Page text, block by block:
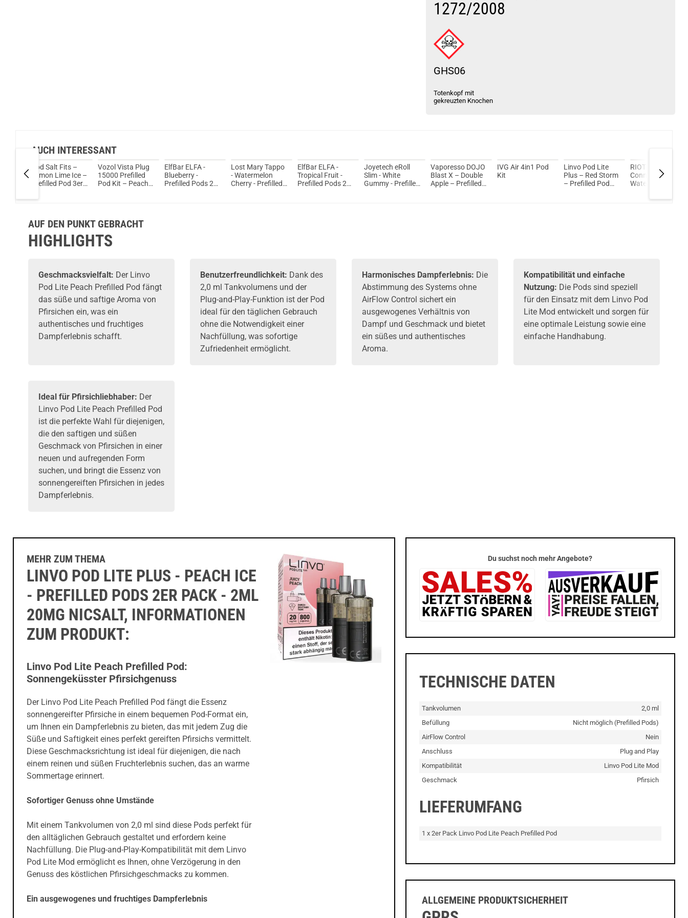
1272/2008
GHS06
Totenkopf mit
gekreuzten Knochen
AUCH INTERESSANT
Pod Salt Fits –
Lemon Lime Ice –
Prefilled Pod 3er
Vozol Vista Plug
15000 Prefilled
Pod Kit – Peach
ElfBar ELFA -
Blueberry -
Prefilled Pods 2er
Lost Mary Tappo
- Watermelon
Cherry - Prefilled
ElfBar ELFA -
Tropical Fruit -
Prefilled Pods 2er
Joyetech eRoll
Slim - White
Gummy - Prefilled
Vaporesso DOJO
Blast X – Double
Apple – Prefilled
IVG Air 4in1 Pod
Kit
Linvo Pod Lite
Plus – Red Storm
– Prefilled Pod
RIOT Squad
Connex –
Watermelon Ice –
Pack 2ml 20mg
AUF DEN PUNKT GEBRACHT
HIGHLIGHTS
Geschmacksvielfalt: Der Linvo
Pod Lite Peach Prefilled Pod fängt
das süße und saftige Aroma von
Pfirsichen ein, was ein
authentisches und fruchtiges
Dampferlebnis schafft.
Benutzerfreundlichkeit: Dank des
2,0 ml Tankvolumens und der
Plug-and-Play-Funktion ist der Pod
ideal für den täglichen Gebrauch
ohne die Notwendigkeit einer
Nachfüllung, was sofortige
Zufriedenheit ermöglicht.
Harmonisches Dampferlebnis: Die
Abstimmung des Systems ohne
AirFlow Control sichert ein
ausgewogenes Verhältnis von
Dampf und Geschmack und bietet
ein süßes und authentisches
Aroma.
Kompatibilität und einfache
Nutzung: Die Pods sind speziell
für den Einsatz mit dem Linvo Pod
Lite Mod entwickelt und sorgen für
eine optimale Leistung sowie eine
einfache Handhabung.
Ideal für Pfirsichliebhaber: Der
Linvo Pod Lite Peach Prefilled Pod
ist die perfekte Wahl für diejenigen,
die den saftigen und süßen
Geschmack von Pfirsichen in einer
neuen und aufregenden Form
suchen, und bringt die Essenz von
sonnengereiften Pfirsichen in jedes
Dampferlebnis.
MEHR ZUM THEMA
LINVO POD LITE PLUS - PEACH ICE
- PREFILLED PODS 2ER PACK - 2ML
20MG NICSALT, INFORMATIONEN
ZUM PRODUKT:
Linvo Pod Lite Peach Prefilled Pod:
Sonnengeküsster Pfirsichgenuss
Der Linvo Pod Lite Peach Prefilled Pod fängt die Essenz
sonnengereifter Pfirsiche in einem bequemen Pod-Format ein,
um Ihnen ein Dampferlebnis zu bieten, das mit jedem Zug die
Süße und Saftigkeit eines perfekt gereiften Pfirsichs vermittelt.
Diese Geschmacksrichtung ist ideal für diejenigen, die nach
einem reinen und süßen Fruchterlebnis suchen, das an warme
Sommertage erinnert.
Sofortiger Genuss ohne Umstände
Mit einem Tankvolumen von 2,0 ml sind diese Pods perfekt für
den alltäglichen Gebrauch gestaltet und erfordern keine
Nachfüllung. Die Plug-and-Play-Kompatibilität mit dem Linvo
Pod Lite Mod ermöglicht es Ihnen, ohne Verzögerung in den
Genuss des köstlichen Pfirsichgeschmacks zu kommen.
Ein ausgewogenes und fruchtiges Dampferlebnis
Du suchst noch mehr Angebote?
TECHNISCHE DATEN
Tankvolumen
2,0 ml
Befüllung
Nicht möglich (Prefilled Pods)
AirFlow Control
Nein
Anschluss
Plug and Play
Kompatibilität
Linvo Pod Lite Mod
Geschmack
Pfirsich
LIEFERUMFANG
1 x 2er Pack Linvo Pod Lite Peach Prefilled Pod
ALLGEMEINE PRODUKTSICHERHEIT